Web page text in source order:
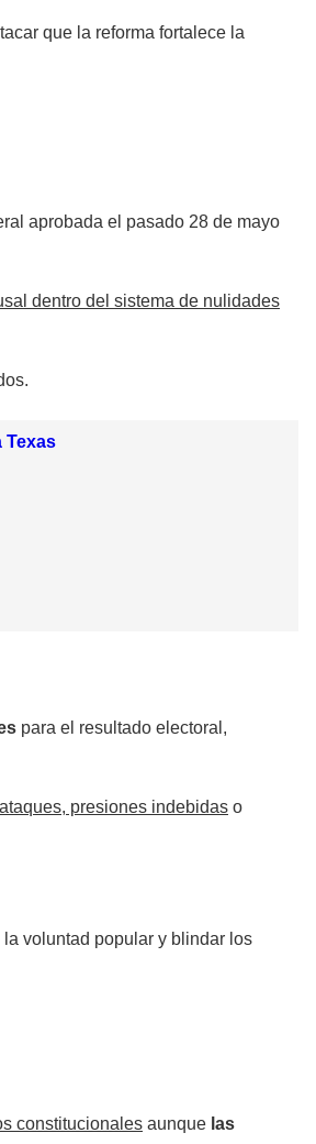
que la reforma fortalece la
aprobada el pasado 28 de mayo
dentro del sistema de nulidades
Texas
para el resultado electoral,
presiones indebidas o
voluntad popular y blindar los
constitucionales aunque las